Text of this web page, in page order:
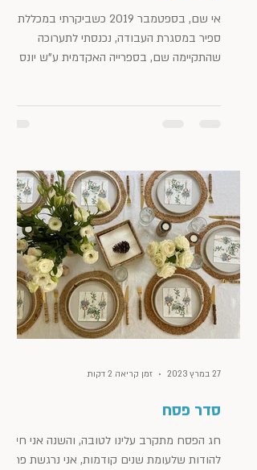
אי שם, בספטמבר 2019 כשביקרתי במכללת
ספיר במסגרת העבודה, נכנסתי לתערוכה
שהתקיימה שם, בספרייה האקדמית ע"ש יונס
סדר פסח
חג הפסח מתקרב עלינו לטובה, והשנה אני חייבת
להודות שלעומת שנים קודמות, אני נרגשת פחות.
27 במרץ 2023 זמן קריאה 2 דקות